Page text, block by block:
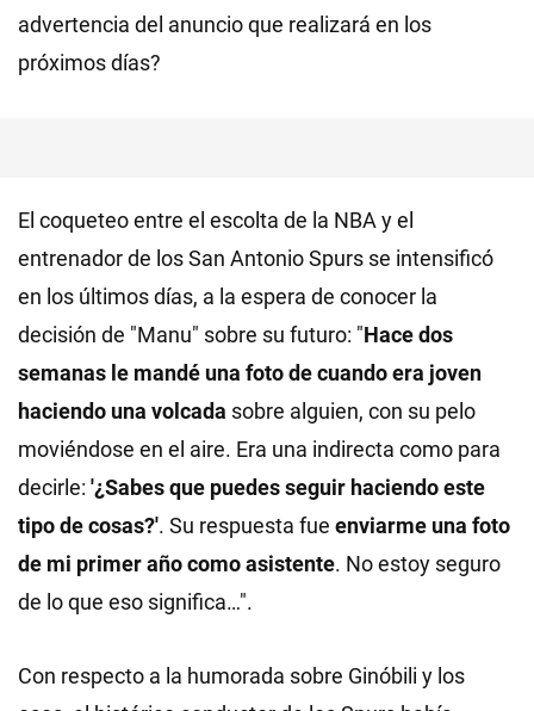
advertencia del anuncio que realizará en los
próximos días?
El coqueteo entre el escolta de la NBA y el
entrenador de los San Antonio Spurs se intensificó
en los últimos días, a la espera de conocer la
decisión de "Manu" sobre su futuro: "Hace dos
semanas le mandé una foto de cuando era joven
haciendo una volcada sobre alguien, con su pelo
moviéndose en el aire. Era una indirecta como para
decirle: '¿Sabes que puedes seguir haciendo este
tipo de cosas?'. Su respuesta fue enviarme una foto
de mi primer año como asistente. No estoy seguro
de lo que eso significa…".
Con respecto a la humorada sobre Ginóbili y los